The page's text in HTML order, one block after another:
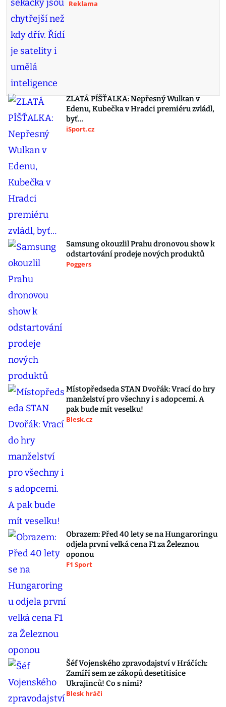
Reklama
ZLATÁ PÍŠŤALKA: Nepřesný Wulkan v
Edenu, Kubečka v Hradci premiéru zvládl,
byť…
iSport.cz
Samsung okouzlil Prahu dronovou show k
odstartování prodeje nových produktů
Poggers
Místopředseda STAN Dvořák: Vrací do hry
manželství pro všechny i s adopcemi. A
pak bude mít veselku!
Blesk.cz
Obrazem: Před 40 lety se na Hungaroringu
odjela první velká cena F1 za Železnou
oponou
F1 Sport
Šéf Vojenského zpravodajství v Hráčích:
Zamíří sem ze zákopů desetitisíce
Ukrajinců! Co s nimi?
Blesk hráči